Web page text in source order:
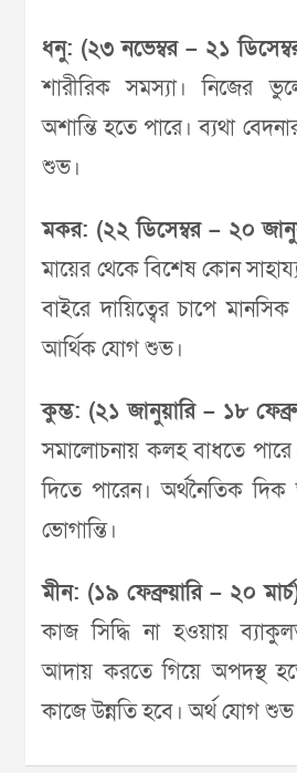
ধনু: (২৩ নভেম্বর – ২১
শারীরিক সমস্যা। নিজের
অশান্তি হতে পারে। ব্যথা
শুভ।
মকর: (২২ ডিসেম্বর – ২০
মায়ের থেকে বিশেষ কোন
বাইরে দায়িত্বের চাপে
আর্থিক যোগ শুভ।
কুম্ভ: (২১ জানুয়ারি – ১৮
সমালোচনায় কলহ বাধতে পারে।
দিতে পারেন। অর্থনৈতিক দিক
ভোগান্তি।
মীন: (১৯ ফেব্রুয়ারি – ২০
কাজ সিদ্ধি না হওয়ায়
আদায় করতে গিয়ে অপদস্থ
কাজে উন্নতি হবে। অর্থ যোগ